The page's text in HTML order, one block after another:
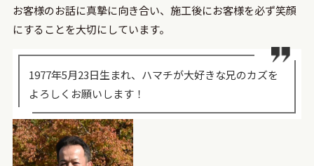
お客様のお話に真摯に向き合い、施工後にお客様を必ず笑顔
にすることを大切にしています。
1977年5月23日生まれ、ハマチが大好きな兄のカズを
よろしくお願いします！